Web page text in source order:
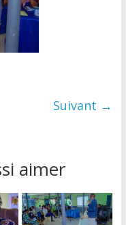
Suivant →
aimer